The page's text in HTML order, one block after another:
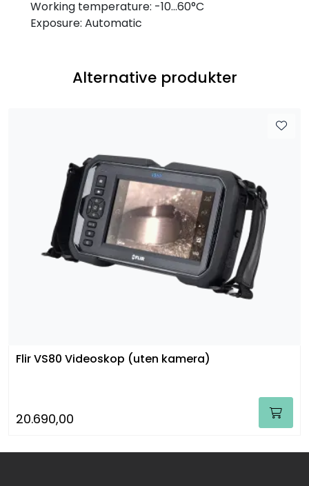
Working temperature: -10...60°C
Exposure: Automatic
Alternative produkter
Flir VS80 Videoskop (uten kamera)
20.690,00